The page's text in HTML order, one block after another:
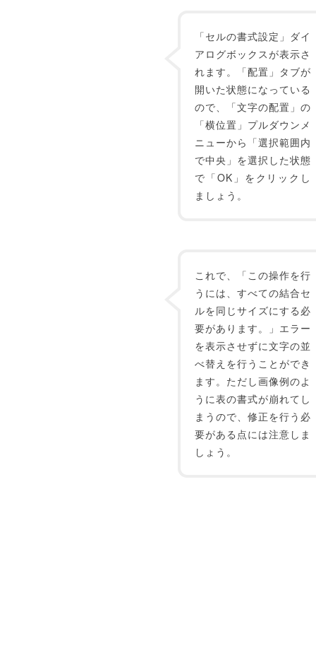
「セルの書式設定」ダイ
アログボックスが表示さ
れます。「配置」タブが
開いた状態になっている
ので、「文字の配置」の
「横位置」プルダウンメ
ニューから「選択範囲内
で中央」を選択した状態
で「OK」をクリックし
ましょう。
これで、「この操作を行
うには、すべての結合セ
ルを同じサイズにする必
要があります。」エラー
を表示させずに文字の並
べ替えを行うことができ
ます。ただし画像例のよ
うに表の書式が崩れてし
まうので、修正を行う必
要がある点には注意しま
しょう。